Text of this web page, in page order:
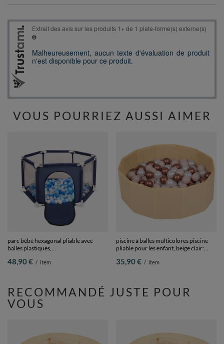
VOUS POURRIEZ AUSSI AIMER
parc bébé hexagonal pliable avec
balles plastiques,
48,90 € / item
piscine à balles multicolores piscine
pliable pour les enfant, beige clair:
35,90 € / item
RECOMMANDÉ JUSTE POUR
VOUS